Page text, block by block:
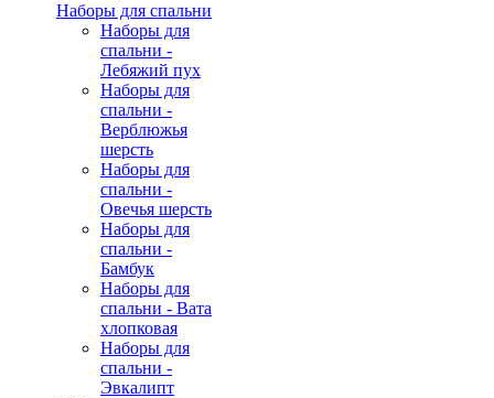
Наборы для спальни
Наборы для
спальни -
Лебяжий пух
Наборы для
спальни -
Верблюжья
шерсть
Наборы для
спальни -
Овечья шерсть
Наборы для
спальни -
Бамбук
Наборы для
спальни - Вата
хлопковая
Наборы для
спальни -
Эвкалипт